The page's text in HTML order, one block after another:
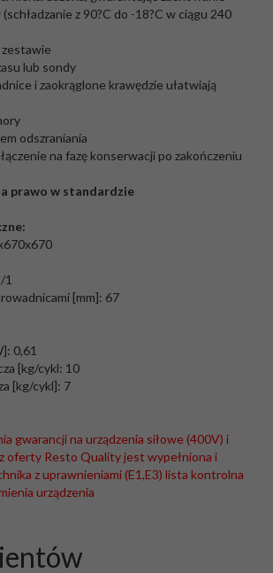
z 90?C do -18?C w ciągu 240
lub sondy
i zaokrąglone krawędzie ułatwiają
odszraniania
na fazę konserwacji po zakończeniu
prawo w standardzie
1
[mm]: 67
0,61
[kg/cykl: 10
[kg/cykl]: 7
gwarancji na urządzenia siłowe (400V) i
oferty Resto Quality jest wypełniona i
z uprawnieniami (E1,E3) lista kontrolna
urządzenia